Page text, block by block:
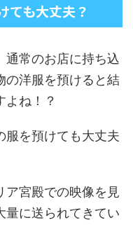
ても大丈夫？
通常のお店に持ち込
の洋服を預けると結
よね！？
服を預けても大丈夫
ア宮殿での映像を見
量に送られてきてい